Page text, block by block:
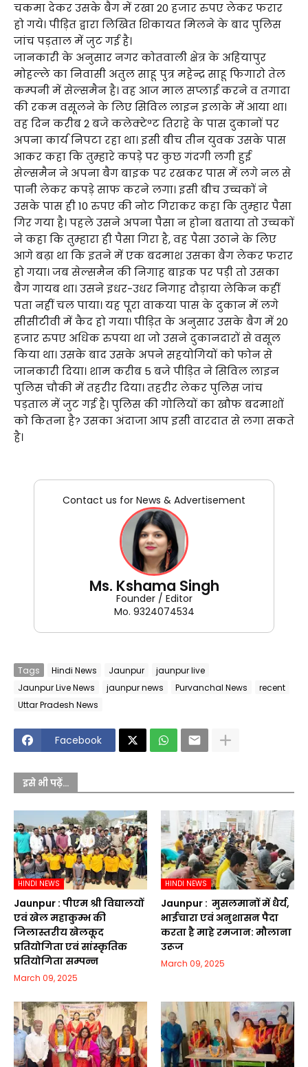
चकमा देकर उसके बैग में रखा 20 हजार रुपए लेकर फरार
हो गये। पीड़ित द्वारा लिखित शिकायत मिलने के बाद पुलिस
जांच पड़ताल में जुट गई है।
जानकारी के अनुसार नगर कोतवाली क्षेत्र के अहियापुर
मोहल्ले का निवासी अतुल साहू पुत्र महेन्द्र साहू फिगारो तेल
कम्पनी में सेल्समैन है। वह आज माल सप्लाई करने व तगादा
की रकम वसूलने के लिए सिविल लाइन इलाके में आया था।
वह दिन करीब 2 बजे कलेक्टेªट तिराहे के पास दुकानों पर
अपना कार्य निपटा रहा था। इसी बीच तीन युवक उसके पास
आकर कहा कि तुम्हारे कपड़े पर कुछ गंदगी लगी हुई
सेल्समैन ने अपना बैग बाइक पर रखकर पास में लगे नल से
पानी लेकर कपड़े साफ करने लगा। इसी बीच उच्चकों ने
उसके पास ही 10 रुपए की नोट गिराकर कहा कि तुम्हार पैसा
गिर गया है। पहले उसने अपना पैसा न होना बताया तो उच्चकों
ने कहा कि तुम्हारा ही पैसा गिरा है, वह पैसा उठाने के लिए
आगे बढ़ा था कि इतने में एक बदमाश उसका बैग लेकर फरार
हो गया। जब सेल्समैन की निगाह बाइक पर पड़ी तो उसका
बैग गायब था। उसने इधर-उधर निगाह दौड़ाया लेकिन कहीं
पता नहीं चल पाया। यह पूरा वाकया पास के दुकान में लगे
सीसीटीवी में कैद हो गया। पीड़ित के अनुसार उसके बैग में 20
हजार रुपए अधिक रुपया था जो उसने दुकानदारों से वसूल
किया था। उसके बाद उसके अपने सहयोगियों को फोन से
जानकारी दिया। शाम करीब 5 बजे पीड़ित ने सिविल लाइन
पुलिस चौकी में तहरीर दिया। तहरीर लेकर पुलिस जांच
पड़ताल में जुट गई है। पुलिस की गोलियों का खौफ बदमाशों
को कितना है? उसका अंदाजा आप इसी वारदात से लगा सकते
है।
Contact us for News & Advertisement
Ms. Kshama Singh
Founder / Editor
Mo. 9324074534
Tags Hindi News Jaunpur
jaunpur live
Jaunpur Live News
jaunpur news Purvanchal News
recent
Uttar Pradesh News
Facebook
इसे भी पढ़ें...
HINDI NEWS
Jaunpur :​ पीएम श्री विद्यालयों
एवं खेल महाकुम्भ की
जिलास्तरीय खेलकूद
प्रतियोगिता एवं सांस्कृतिक
प्रतियोगिता सम्पन्न
March 09, 2025
HINDI NEWS
Jaunpur : ​ मुसलमानों में धैर्य,
भाईचारा एवं अनुशासन पैदा
करता है माहे रमजान: मौलाना
उरूज
March 09, 2025